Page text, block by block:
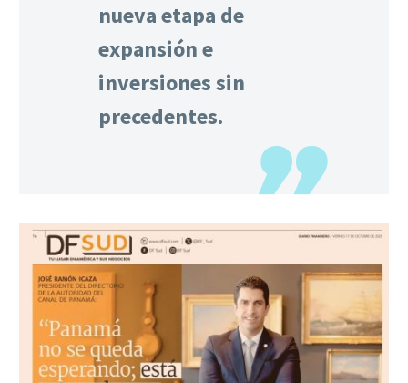
nueva etapa de
expansión e
inversiones sin
precedentes.